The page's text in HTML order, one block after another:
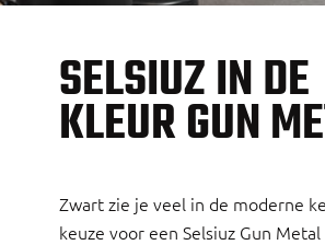
SELSIUZ IN DE
KLEUR GUN
Zwart zie je veel in de moderne
keuze voor een Selsiuz Gun Metal